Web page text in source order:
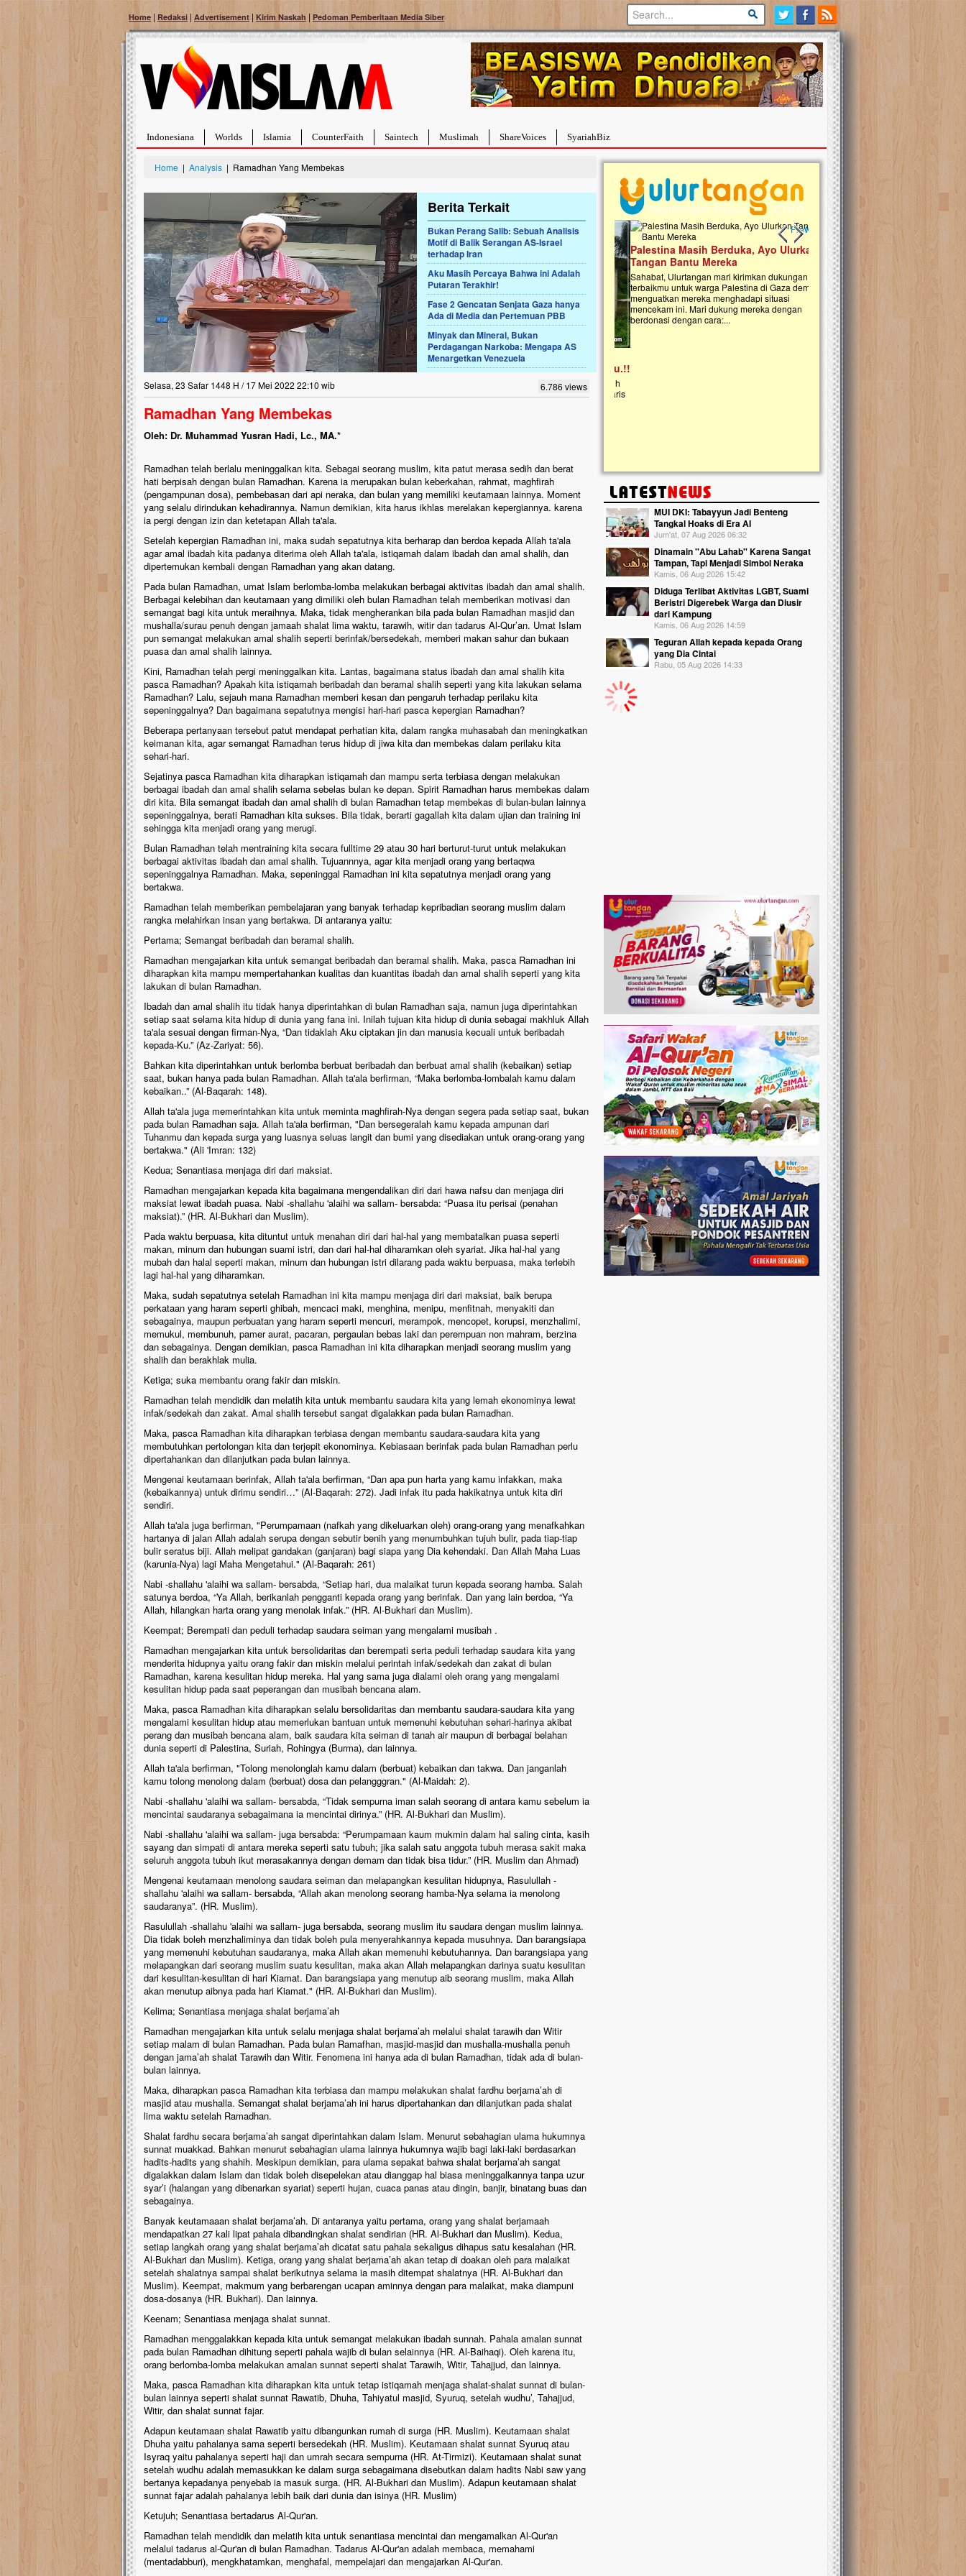
Home | Redaksi | Advertisement | Kirim Naskah | Pedoman Pemberitaan Media Siber
Indonesiana Worlds Islamia CounterFaith Saintech Muslimah ShareVoices SyariahBiz
Home | Analysis | Ramadhan Yang Membekas
Berita Terkait
Bukan Perang Salib: Sebuah Analisis
Motif di Balik Serangan AS-Israel
terhadap Iran
Aku Masih Percaya Bahwa ini Adalah
Putaran Terakhir!
Fase 2 Gencatan Senjata Gaza hanya
Ada di Media dan Pertemuan PBB
Minyak dan Mineral, Bukan
Perdagangan Narkoba: Mengapa AS
Menargetkan Venezuela
Selasa, 23 Safar 1448 H / 17 Mei 2022 22:10 wib 6.786 views
Ramadhan Yang Membekas
Oleh: Dr. Muhammad Yusran Hadi, Lc., MA.*
Ramadhan telah berlalu meninggalkan kita. Sebagai seorang muslim, kita patut merasa sedih dan berat
hati berpisah dengan bulan Ramadhan. Karena ia merupakan bulan keberkahan, rahmat, maghfirah
(pengampunan dosa), pembebasan dari api neraka, dan bulan yang memiliki keutamaan lainnya. Moment
yang selalu dirindukan kehadirannya. Namun demikian, kita harus ikhlas merelakan kepergiannya. karena
ia pergi dengan izin dan ketetapan Allah ta'ala.
Setelah kepergian Ramadhan ini, maka sudah sepatutnya kita berharap dan berdoa kepada Allah ta'ala
agar amal ibadah kita padanya diterima oleh Allah ta'ala, istiqamah dalam ibadah dan amal shalih, dan
dipertemukan kembali dengan Ramadhan yang akan datang.
Pada bulan Ramadhan, umat Islam berlomba-lomba melakukan berbagai aktivitas ibadah dan amal shalih.
Berbagai kelebihan dan keutamaan yang dimiliki oleh bulan Ramadhan telah memberikan motivasi dan
semangat bagi kita untuk meraihnya. Maka, tidak mengherankan bila pada bulan Ramadhan masjid dan
mushalla/surau penuh dengan jamaah shalat lima waktu, tarawih, witir dan tadarus Al-Qur’an. Umat Islam
pun semangat melakukan amal shalih seperti berinfak/bersedekah, memberi makan sahur dan bukaan
puasa dan amal shalih lainnya.
Kini, Ramadhan telah pergi meninggalkan kita. Lantas, bagaimana status ibadah dan amal shalih kita
pasca Ramadhan? Apakah kita istiqamah beribadah dan beramal shalih seperti yang kita lakukan selama
Ramadhan? Lalu, sejauh mana Ramadhan memberi kesan dan pengaruh terhadap perilaku kita
sepeninggalnya? Dan bagaimana sepatutnya mengisi hari-hari pasca kepergian Ramadhan?
Beberapa pertanyaan tersebut patut mendapat perhatian kita, dalam rangka muhasabah dan meningkatkan
keimanan kita, agar semangat Ramadhan terus hidup di jiwa kita dan membekas dalam perilaku kita
sehari-hari.
Sejatinya pasca Ramadhan kita diharapkan istiqamah dan mampu serta terbiasa dengan melakukan
berbagai ibadah dan amal shalih selama sebelas bulan ke depan. Spirit Ramadhan harus membekas dalam
diri kita. Bila semangat ibadah dan amal shalih di bulan Ramadhan tetap membekas di bulan-bulan lainnya
sepeninggalnya, berati Ramadhan kita sukses. Bila tidak, berarti gagallah kita dalam ujian dan training ini
sehingga kita menjadi orang yang merugi.
Bulan Ramadhan telah mentraining kita secara fulltime 29 atau 30 hari berturut-turut untuk melakukan
berbagai aktivitas ibadah dan amal shalih. Tujuannnya, agar kita menjadi orang yang bertaqwa
sepeninggalnya Ramadhan. Maka, sepeninggal Ramadhan ini kita sepatutnya menjadi orang yang
bertakwa.
Ramadhan telah memberikan pembelajaran yang banyak terhadap kepribadian seorang muslim dalam
rangka melahirkan insan yang bertakwa. Di antaranya yaitu:
Pertama; Semangat beribadah dan beramal shalih.
Ramadhan mengajarkan kita untuk semangat beribadah dan beramal shalih. Maka, pasca Ramadhan ini
diharapkan kita mampu mempertahankan kualitas dan kuantitas ibadah dan amal shalih seperti yang kita
lakukan di bulan Ramadhan.
Ibadah dan amal shalih itu tidak hanya diperintahkan di bulan Ramadhan saja, namun juga diperintahkan
setiap saat selama kita hidup di dunia yang fana ini. Inilah tujuan kita hidup di dunia sebagai makhluk Allah
ta'ala sesuai dengan firman-Nya, “Dan tidaklah Aku ciptakan jin dan manusia kecuali untuk beribadah
kepada-Ku.” (Az-Zariyat: 56).
Bahkan kita diperintahkan untuk berlomba berbuat beribadah dan berbuat amal shalih (kebaikan) setiap
saat, bukan hanya pada bulan Ramadhan. Allah ta'ala berfirman, “Maka berlomba-lombalah kamu dalam
kebaikan..” (Al-Baqarah: 148).
Allah ta'ala juga memerintahkan kita untuk meminta maghfirah-Nya dengan segera pada setiap saat, bukan
pada bulan Ramadhan saja. Allah ta'ala berfirman, "Dan bersegeralah kamu kepada ampunan dari
Tuhanmu dan kepada surga yang luasnya seluas langit dan bumi yang disediakan untuk orang-orang yang
bertakwa." (Ali 'Imran: 132)
Kedua; Senantiasa menjaga diri dari maksiat.
Ramadhan mengajarkan kepada kita bagaimana mengendalikan diri dari hawa nafsu dan menjaga diri
maksiat lewat ibadah puasa. Nabi -shallahu 'alaihi wa sallam- bersabda: “Puasa itu perisai (penahan
maksiat).” (HR. Al-Bukhari dan Muslim).
Pada waktu berpuasa, kita dituntut untuk menahan diri dari hal-hal yang membatalkan puasa seperti
makan, minum dan hubungan suami istri, dan dari hal-hal diharamkan oleh syariat. Jika hal-hal yang
mubah dan halal seperti makan, minum dan hubungan istri dilarang pada waktu berpuasa, maka terlebih
lagi hal-hal yang diharamkan.
Maka, sudah sepatutnya setelah Ramadhan ini kita mampu menjaga diri dari maksiat, baik berupa
perkataan yang haram seperti ghibah, mencaci maki, menghina, menipu, menfitnah, menyakiti dan
sebagainya, maupun perbuatan yang haram seperti mencuri, merampok, mencopet, korupsi, menzhalimi,
memukul, membunuh, pamer aurat, pacaran, pergaulan bebas laki dan perempuan non mahram, berzina
dan sebagainya. Dengan demikian, pasca Ramadhan ini kita diharapkan menjadi seorang muslim yang
shalih dan berakhlak mulia.
Ketiga; suka membantu orang fakir dan miskin.
Ramadhan telah mendidik dan melatih kita untuk membantu saudara kita yang lemah ekonominya lewat
infak/sedekah dan zakat. Amal shalih tersebut sangat digalakkan pada bulan Ramadhan.
Maka, pasca Ramadhan kita diharapkan terbiasa dengan membantu saudara-saudara kita yang
membutuhkan pertolongan kita dan terjepit ekonominya. Kebiasaan berinfak pada bulan Ramadhan perlu
dipertahankan dan dilanjutkan pada bulan lainnya.
Mengenai keutamaan berinfak, Allah ta'ala berfirman, “Dan apa pun harta yang kamu infakkan, maka
(kebaikannya) untuk dirimu sendiri…” (Al-Baqarah: 272). Jadi infak itu pada hakikatnya untuk kita diri
sendiri.
Allah ta'ala juga berfirman, "Perumpamaan (nafkah yang dikeluarkan oleh) orang-orang yang menafkahkan
hartanya di jalan Allah adalah serupa dengan sebutir benih yang menumbuhkan tujuh bulir, pada tiap-tiap
bulir seratus biji. Allah melipat gandakan (ganjaran) bagi siapa yang Dia kehendaki. Dan Allah Maha Luas
(karunia-Nya) lagi Maha Mengetahui." (Al-Baqarah: 261)
Nabi -shallahu 'alaihi wa sallam- bersabda, “Setiap hari, dua malaikat turun kepada seorang hamba. Salah
satunya berdoa, “Ya Allah, berikanlah pengganti kepada orang yang berinfak. Dan yang lain berdoa, “Ya
Allah, hilangkan harta orang yang menolak infak.” (HR. Al-Bukhari dan Muslim).
Keempat; Berempati dan peduli terhadap saudara seiman yang mengalami musibah .
Ramadhan mengajarkan kita untuk bersolidaritas dan berempati serta peduli terhadap saudara kita yang
menderita hidupnya yaitu orang fakir dan miskin melalui perintah infak/sedekah dan zakat di bulan
Ramadhan, karena kesulitan hidup mereka. Hal yang sama juga dialami oleh orang yang mengalami
kesulitan hidup pada saat peperangan dan musibah bencana alam.
Maka, pasca Ramadhan kita diharapkan selalu bersolidaritas dan membantu saudara-saudara kita yang
mengalami kesulitan hidup atau memerlukan bantuan untuk memenuhi kebutuhan sehari-harinya akibat
perang dan musibah bencana alam, baik saudara kita seiman di tanah air maupun di berbagai belahan
dunia seperti di Palestina, Suriah, Rohingya (Burma), dan lainnya.
Allah ta'ala berfirman, "Tolong menolonglah kamu dalam (berbuat) kebaikan dan takwa. Dan janganlah
kamu tolong menolong dalam (berbuat) dosa dan pelangggran." (Al-Maidah: 2).
Nabi -shallahu 'alaihi wa sallam- bersabda, “Tidak sempurna iman salah seorang di antara kamu sebelum ia
mencintai saudaranya sebagaimana ia mencintai dirinya.” (HR. Al-Bukhari dan Muslim).
Nabi -shallahu 'alaihi wa sallam- juga bersabda: “Perumpamaan kaum mukmin dalam hal saling cinta, kasih
sayang dan simpati di antara mereka seperti satu tubuh; jika salah satu anggota tubuh merasa sakit maka
seluruh anggota tubuh ikut merasakannya dengan demam dan tidak bisa tidur.” (HR. Muslim dan Ahmad)
Mengenai keutamaan menolong saudara seiman dan melapangkan kesulitan hidupnya, Rasulullah -
shallahu 'alaihi wa sallam- bersabda, “Allah akan menolong seorang hamba-Nya selama ia menolong
saudaranya”. (HR. Muslim).
Rasulullah -shallahu 'alaihi wa sallam- juga bersabda, seorang muslim itu saudara dengan muslim lainnya.
Dia tidak boleh menzhaliminya dan tidak boleh pula menyerahkannya kepada musuhnya. Dan barangsiapa
yang memenuhi kebutuhan saudaranya, maka Allah akan memenuhi kebutuhannya. Dan barangsiapa yang
melapangkan dari seorang muslim suatu kesulitan, maka akan Allah melapangkan darinya suatu kesulitan
dari kesulitan-kesulitan di hari Kiamat. Dan barangsiapa yang menutup aib seorang muslim, maka Allah
akan menutup aibnya pada hari Kiamat." (HR. Al-Bukhari dan Muslim).
Kelima; Senantiasa menjaga shalat berjama’ah
Ramadhan mengajarkan kita untuk selalu menjaga shalat berjama’ah melalui shalat tarawih dan Witir
setiap malam di bulan Ramadhan. Pada bulan Ramafhan, masjid-masjid dan mushalla-mushalla penuh
dengan jama’ah shalat Tarawih dan Witir. Fenomena ini hanya ada di bulan Ramadhan, tidak ada di bulan-
bulan lainnya.
Maka, diharapkan pasca Ramadhan kita terbiasa dan mampu melakukan shalat fardhu berjama’ah di
masjid atau mushalla. Semangat shalat berjama’ah ini harus dipertahankan dan dilanjutkan pada shalat
lima waktu setelah Ramadhan.
Shalat fardhu secara berjama’ah sangat diperintahkan dalam Islam. Menurut sebahagian ulama hukumnya
sunnat muakkad. Bahkan menurut sebahagian ulama lainnya hukumnya wajib bagi laki-laki berdasarkan
hadits-hadits yang shahih. Meskipun demikian, para ulama sepakat bahwa shalat berjama’ah sangat
digalakkan dalam Islam dan tidak boleh disepelekan atau dianggap hal biasa meninggalkannya tanpa uzur
syar’i (halangan yang dibenarkan syariat) seperti hujan, cuaca panas atau dingin, banjir, binatang buas dan
sebagainya.
Banyak keutamaaan shalat berjama’ah. Di antaranya yaitu pertama, orang yang shalat berjamaah
mendapatkan 27 kali lipat pahala dibandingkan shalat sendirian (HR. Al-Bukhari dan Muslim). Kedua,
setiap langkah orang yang shalat berjama’ah dicatat satu pahala sekaligus dihapus satu kesalahan (HR.
Al-Bukhari dan Muslim). Ketiga, orang yang shalat berjama’ah akan tetap di doakan oleh para malaikat
setelah shalatnya sampai shalat berikutnya selama ia masih ditempat shalatnya (HR. Al-Bukhari dan
Muslim). Keempat, makmum yang berbarengan ucapan aminnya dengan para malaikat, maka diampuni
dosa-dosanya (HR. Bukhari). Dan lainnya.
Keenam; Senantiasa menjaga shalat sunnat.
Ramadhan menggalakkan kepada kita untuk semangat melakukan ibadah sunnah. Pahala amalan sunnat
pada bulan Ramadhan dihitung seperti pahala wajib di bulan selainnya (HR. Al-Baihaqi). Oleh karena itu,
orang berlomba-lomba melakukan amalan sunnat seperti shalat Tarawih, Witir, Tahajjud, dan lainnya.
Maka, pasca Ramadhan kita diharapkan kita untuk tetap istiqamah menjaga shalat-shalat sunnat di bulan-
bulan lainnya seperti shalat sunnat Rawatib, Dhuha, Tahiyatul masjid, Syuruq, setelah wudhu’, Tahajjud,
Witir, dan shalat sunnat fajar.
Adapun keutamaan shalat Rawatib yaitu dibangunkan rumah di surga (HR. Muslim). Keutamaan shalat
Dhuha yaitu pahalanya sama seperti bersedekah (HR. Muslim). Keutamaan shalat sunnat Syuruq atau
Isyraq yaitu pahalanya seperti haji dan umrah secara sempurna (HR. At-Tirmizi). Keutamaan shalat sunat
setelah wudhu adalah memasukkan ke dalam surga sebagaimana disebutkan dalam hadits Nabi saw yang
bertanya kepadanya penyebab ia masuk surga. (HR. Al-Bukhari dan Muslim). Adapun keutamaan shalat
sunnat fajar adalah pahalanya lebih baik dari dunia dan isinya (HR. Muslim)
Ketujuh; Senantiasa bertadarus Al-Qur'an.
Ramadhan telah mendidik dan melatih kita untuk senantiasa mencintai dan mengamalkan Al-Qur'an
melalui tadarus al-Qur'an di bulan Ramadhan. Tadarus Al-Qur'an adalah membaca, memahami
(mentadabburi), mengkhatamkan, menghafal, mempelajari dan mengajarkan Al-Qur'an.
Previous slide
Next slide
Bantu Naura, Balita Hebat Sembuh Dari
Tumor Pembuluh Darah
Hidup Naura Salsabila dipenuhi dengan
rintangan yang sangat berat. Meskipun baru
berusia sepuluh bulan, bayi yang imut ini harus
menghadapi penyakit yang dahsyat, yaitu tumor
pembuluh darah berukuran...
Lima Tahun Mangkrak, Masjid di
Pelosok ini Mengenaskan. Ayo Bantu.!!
Nasib masjid di Kampung Cilumbu ini sungguh
mengenaskan. Lima tahun mangkrak, kini nyaris
Palestina Masih Berduka, Ayo Ulurkan
Tangan Bantu Mereka
Sahabat, Ulurtangan mari kirimkan dukungan
terbaikmu untuk warga Palestina di Gaza demi
menguatkan mereka menghadapi situasi
mencekam ini. Mari dukung mereka dengan
berdonasi dengan cara:...
Open Donasi Wakaf
Rumah Qur'an & TK Islam
Najjah di Jonggol
Saat ini, Ulurtangan bersama Yayasan
Najjahtul Islam Jonggol sedang merintis
pembangunan Rumah Qur’an dan
kanak Islam Terpadu (TKIT) An Najjah
Gedung Majelis Taklim di Jonggol,...
MUI DKI: Tabayyun Jadi Benteng
Tangkal Hoaks di Era AI
Jum'at, 07 Aug 2026 06:32
Dinamain ''Abu Lahab'' Karena Sangat
Tampan, Tapi Menjadi Simbol Neraka
Kamis, 06 Aug 2026 15:42
Diduga Terlibat Aktivitas LGBT, Suami
Beristri Digerebek Warga dan Diusir
dari Kampung
Kamis, 06 Aug 2026 14:59
Teguran Allah kepada kepada Orang
yang Dia Cintai
Rabu, 05 Aug 2026 14:33